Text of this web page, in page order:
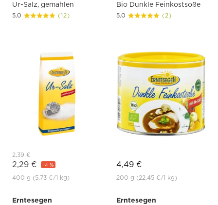
Ur-Salz, gemahlen
5.0 (12)
2,39 €
2,29 € -4 %
400 g (5,73 €/1 kg)
Bio Dunkle Feinkostsoße
5.0 (2)
4,49 €
200 g (22,45 €/1 kg)
Erntesegen
Erntesegen